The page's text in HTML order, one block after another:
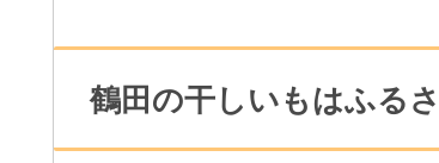
鶴田の干しいもはふる